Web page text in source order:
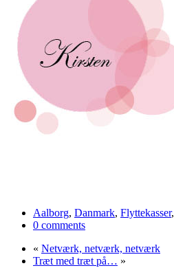
Aalborg, Danmark, Flyttekasser,
0 comments
« Netværk, netværk, netværk
Træt med træt på… »